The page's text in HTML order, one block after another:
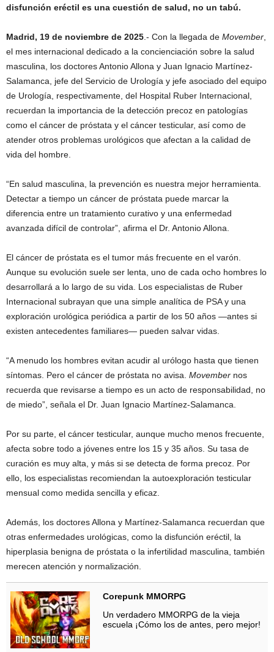
disfunción eréctil es una cuestión de salud, no un tabú.
Madrid, 19 de noviembre de 2025 .- Con la llegada de Movember
el mes internacional dedicado a la concienciación sobre la salud
masculina, los doctores Antonio Allona y Juan Ignacio Martínez-
Salamanca, jefe del Servicio de Urología y jefe asociado del equipo
de Urología, respectivamente, del Hospital Ruber Internacional,
recuerdan la importancia de la detección precoz en patologías
como el cáncer de próstata y el cáncer testicular, así como de
atender otros problemas urológicos que afectan a la calidad de
vida del hombre.
“En salud masculina, la prevención es nuestra mejor herramienta.
Detectar a tiempo un cáncer de próstata puede marcar la
diferencia entre un tratamiento curativo y una enfermedad
avanzada difícil de controlar”, afirma el Dr. Antonio Allona.
El cáncer de próstata es el tumor más frecuente en el varón.
Aunque su evolución suele ser lenta, uno de cada ocho hombres lo
desarrollará a lo largo de su vida. Los especialistas de Ruber
Internacional subrayan que una simple analítica de PSA y una
exploración urológica periódica a partir de los 50 años —antes si
existen antecedentes familiares— pueden salvar vidas.
“A menudo los hombres evitan acudir al urólogo hasta que tienen
síntomas. Pero el cáncer de próstata no avisa. Movember nos
recuerda que revisarse a tiempo es un acto de responsabilidad, no
de miedo”, señala el Dr. Juan Ignacio Martínez-Salamanca.
Por su parte, el cáncer testicular, aunque mucho menos frecuente,
afecta sobre todo a jóvenes entre los 15 y 35 años. Su tasa de
curación es muy alta, y más si se detecta de forma precoz. Por
ello, los especialistas recomiendan la autoexploración testicular
mensual como medida sencilla y eficaz.
Además, los doctores Allona y Martínez-Salamanca recuerdan que
otras enfermedades urológicas, como la disfunción eréctil, la
hiperplasia benigna de próstata o la infertilidad masculina, también
merecen atención y normalización.
Corepunk MMORPG
Un verdadero MMORPG de la vieja
escuela ¡Cómo los de antes, pero mejor!